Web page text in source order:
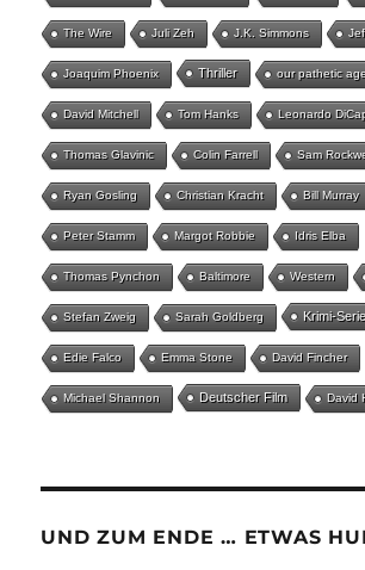
The Wire Juli Zeh J.K. Simmons
Joaquim Phoenix Thriller our pathetic
David Mitchell Tom Hanks Leonardo
Thomas Glavinic Colin Farrell Sam
Ryan Gosling Christian Kracht Bill Murray
Peter Stamm Margot Robbie Idris Elba
Thomas Pynchon Baltimore Western
Stefan Zweig Sarah Goldberg Krimi-
Edie Falco Emma Stone David Fincher
Michael Shannon Deutscher Film David
UND ZUM ENDE … ETWAS